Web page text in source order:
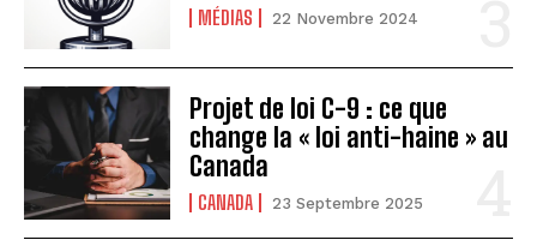
MÉDIAS 22 Novembre 2024
Projet de loi C-9 : ce que
change la « loi anti-haine » au
Canada
CANADA 23 Septembre 2025